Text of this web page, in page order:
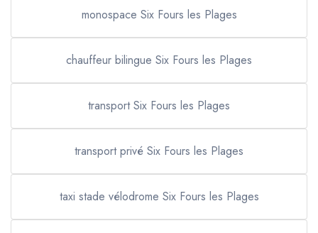
monospace Six Fours les Plages
chauffeur bilingue Six Fours les Plages
transport Six Fours les Plages
transport privé Six Fours les Plages
taxi stade vélodrome Six Fours les Plages